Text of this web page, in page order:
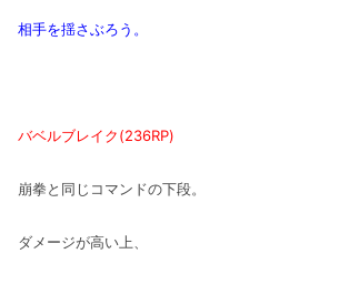
相手を揺さぶろう。
バベルブレイク(236RP)
崩拳と同じコマンドの下段。
ダメージが高い上、